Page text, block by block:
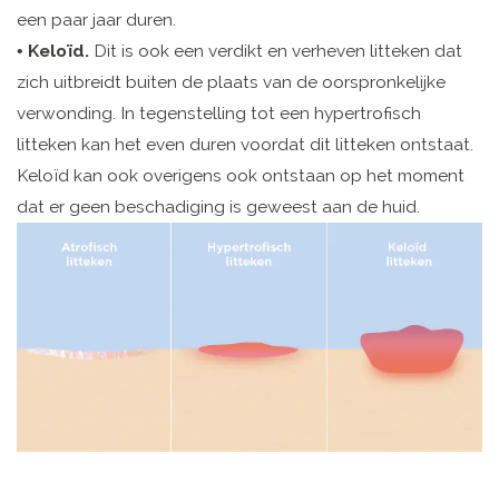
een paar jaar duren.
• Keloïd. Dit is ook een verdikt en verheven litteken dat
zich uitbreidt buiten de plaats van de oorspronkelijke
verwonding. In tegenstelling tot een hypertrofisch
litteken kan het even duren voordat dit litteken ontstaat.
Keloïd kan ook overigens ook ontstaan op het moment
dat er geen beschadiging is geweest aan de huid.